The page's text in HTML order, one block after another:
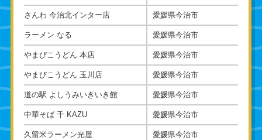
さんわ 今治北インター店 愛媛県今治市
ラーメン なる 愛媛県今治市
やまびこうどん 本店 愛媛県今治市
やまびこうどん 玉川店 愛媛県今治市
道の駅 よしうみいきいき館 愛媛県今治市
中華そば 千 KAZU 愛媛県今治市
久留米ラーメン光屋 愛媛県今治市